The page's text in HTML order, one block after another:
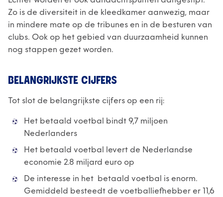
Zo is de diversiteit in de kleedkamer aanwezig, maar
in mindere mate op de tribunes en in de besturen van
clubs. Ook op het gebied van duurzaamheid kunnen
nog stappen gezet worden.
BELANGRIJKSTE CIJFERS
Tot slot de belangrijkste cijfers op een rij:
Het betaald voetbal bindt 9,7 miljoen
Nederlanders
Het betaald voetbal levert de Nederlandse
economie 2.8 miljard euro op
De interesse in het betaald voetbal is enorm.
Gemiddeld besteedt de voetballiefhebber er 11,6